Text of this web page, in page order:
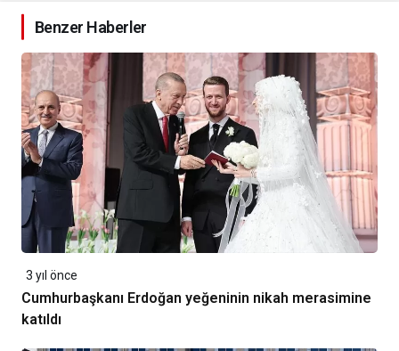
Benzer Haberler
3 yıl önce
Cumhurbaşkanı Erdoğan yeğeninin nikah merasimine
katıldı